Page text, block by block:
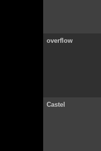
overflow
Castel